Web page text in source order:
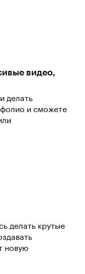
видео,
делать
и сможете
делать крутые
новую